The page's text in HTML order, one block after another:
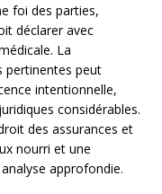
foi des parties,
déclarer avec
La
pertinentes peut
intentionnelle,
considérables.
des assurances et
nourri et une
approfondie.